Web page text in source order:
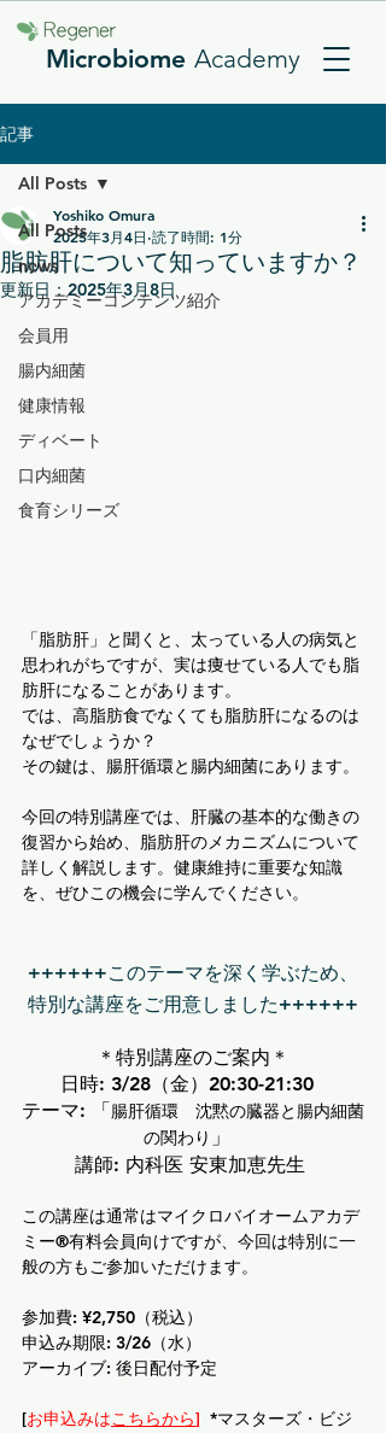
Microbiome Academy
記事
All Posts
news
アカデミーコンテンツ紹介
会員用
腸内細菌
健康情報
ディベート
口内細菌
食育シリーズ
All Posts
脂肪肝について知っていますか？
Yoshiko Omura
2025年3月4日 読了時間: 1分
更新日：2025年3月8日
「脂肪肝」と聞くと、太っている人の病気と
思われがちですが、実は痩せている人でも脂
肪肝になることがあります。
では、高脂肪食でなくても脂肪肝になるのは
なぜでしょうか？
その鍵は、腸肝循環と腸内細菌にあります。
今回の特別講座では、肝臓の基本的な働きの
復習から始め、脂肪肝のメカニズムについて
詳しく解説します。健康維持に重要な知識
を、ぜひこの機会に学んでください。
++++++このテーマを深く学ぶため、
特別な講座をご用意しました++++++
＊特別講座のご案内＊
日時: 3/28（金）20:30-21:30
テーマ: 「腸肝循環　沈黙の臓器と腸内細菌
の関わり 」
講師: 内科医 安東加恵先生
この講座は通常はマイクロバイオームアカデ
ミー®有料会員向けですが、今回は特別に一
般の方もご参加いただけます。
参加費: ¥2,750（税込）
申込み期限: 3/26（水）
アーカイブ: 後日配付予定
[お申込みはこちらから] *マスターズ・ビジ